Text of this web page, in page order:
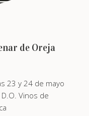
de Oreja
23 y 24 de mayo
Vinos de